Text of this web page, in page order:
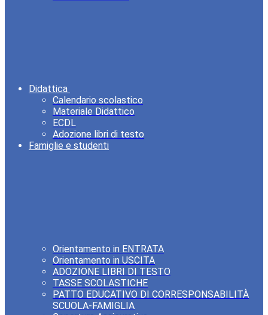
Didattica
Calendario scolastico
Materiale Didattico
ECDL
Adozione libri di testo
Famiglie e studenti
Orientamento in ENTRATA
Orientamento in USCITA
ADOZIONE LIBRI DI TESTO
TASSE SCOLASTICHE
PATTO EDUCATIVO DI CORRESPONSABILITÀ
SCUOLA-FAMIGLIA